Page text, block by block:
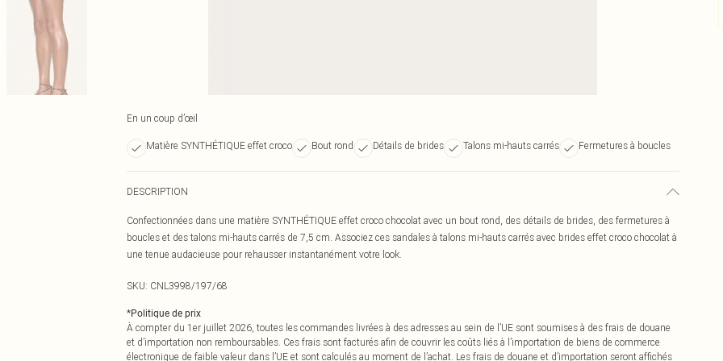
En un coup d’œil
Matière SYNTHÉTIQUE effet croco Bout rond Détails de brides Talons mi-hauts carrés Fermetures à boucles
DESCRIPTION
Confectionnées dans une matière SYNTHÉTIQUE effet croco chocolat avec un bout rond, des détails de brides, des fermetures à
boucles et des talons mi-hauts carrés de 7,5 cm. Associez ces sandales à talons mi-hauts carrés avec brides effet croco chocolat à
une tenue audacieuse pour rehausser instantanément votre look.
SKU: CNL3998/197/68
*Politique de prix
À compter du 1er juillet 2026, toutes les commandes livrées à des adresses au sein de l’UE sont soumises à des frais de douane
et d’importation non remboursables. Ces frais sont facturés afin de couvrir les coûts liés à l’importation de biens de commerce
électronique de faible valeur dans l’UE et sont calculés au moment de l’achat. Les frais de douane et d’importation seront affichés